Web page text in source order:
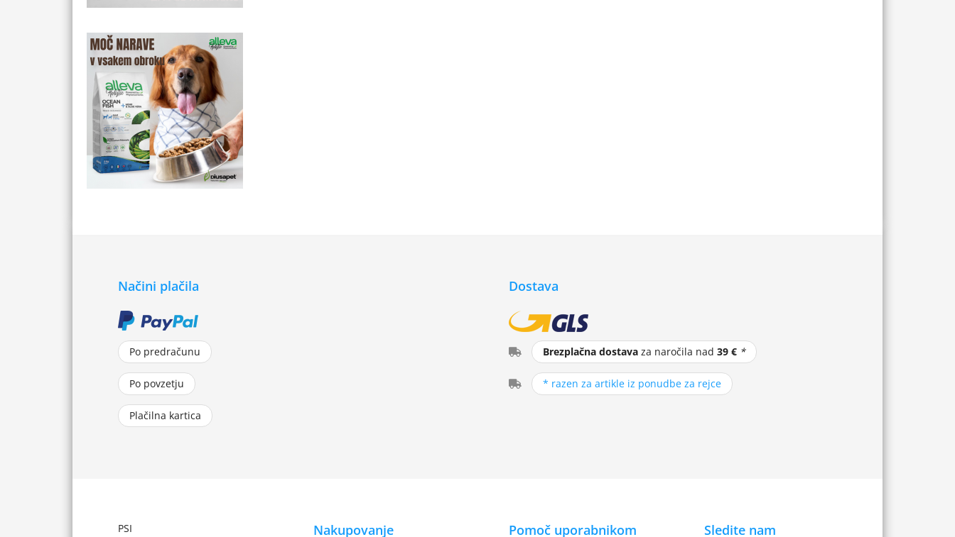
Načini plačila
Po predračunu
Po povzetju
Plačilna kartica
Dostava
Brezplačna dostavaza naročila nad 39 € *
* razen za artikle iz ponudbe za rejce
PSI Nakupovanje Pomoč uporabnikom Sledite nam